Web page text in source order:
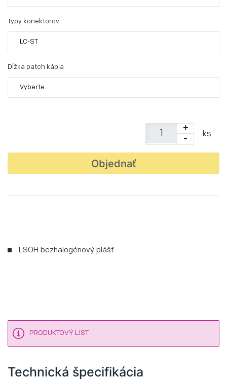
Typy konektorov
LC-ST
Dĺžka patch kábla
Vyberte..
+
-
ks
Objednať
LSOH bezhalogénový plášť
PRODUKTOVÝ LIST
Technická špecifikácia